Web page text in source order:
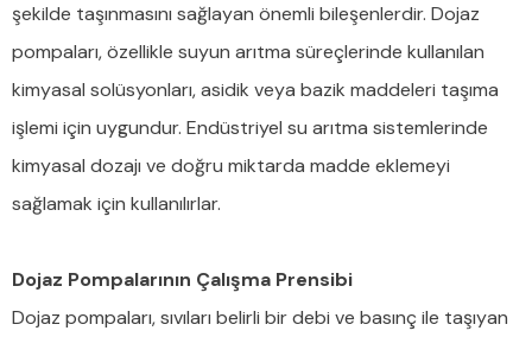
şekilde taşınmasını sağlayan önemli bileşenlerdir. Dojaz
pompaları, özellikle suyun arıtma süreçlerinde kullanılan
kimyasal solüsyonları, asidik veya bazik maddeleri taşıma
işlemi için uygundur. Endüstriyel su arıtma sistemlerinde
kimyasal dozajı ve doğru miktarda madde eklemeyi
sağlamak için kullanılırlar.
Dojaz Pompalarının Çalışma Prensibi
Dojaz pompaları, sıvıları belirli bir debi ve basınç ile taşıyan